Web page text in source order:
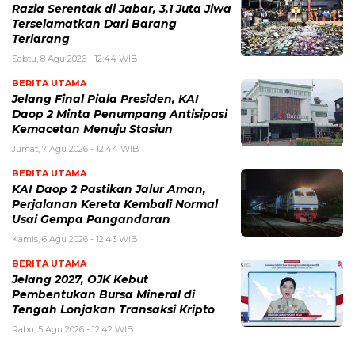
Razia Serentak di Jabar, 3,1 Juta Jiwa
Terselamatkan Dari Barang
Terlarang
Sabtu, 8 Agu 2026 - 12:44 WIB
BERITA UTAMA
Jelang Final Piala Presiden, KAI
Daop 2 Minta Penumpang Antisipasi
Kemacetan Menuju Stasiun
Jumat, 7 Agu 2026 - 12:44 WIB
BERITA UTAMA
KAI Daop 2 Pastikan Jalur Aman,
Perjalanan Kereta Kembali Normal
Usai Gempa Pangandaran
Kamis, 6 Agu 2026 - 12:43 WIB
BERITA UTAMA
Jelang 2027, OJK Kebut
Pembentukan Bursa Mineral di
Tengah Lonjakan Transaksi Kripto
Rabu, 5 Agu 2026 - 12:42 WIB